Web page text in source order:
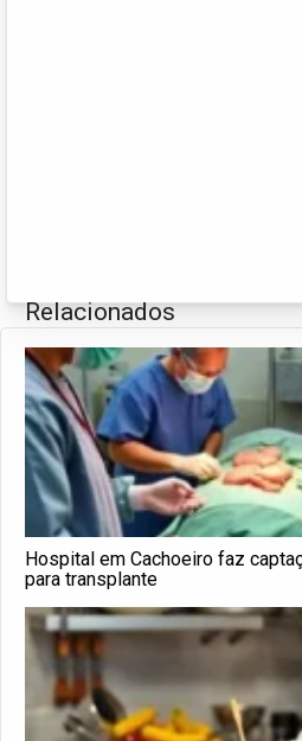
Relacionados
Hospital em Cachoeiro faz
para transplante